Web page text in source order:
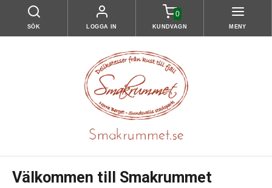
SÖK LOGGA IN
0
KUNDVAGN MENY
Välkommen till Smakrummet